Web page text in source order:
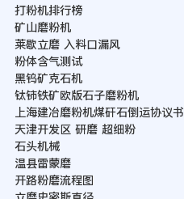
打粉机排行榜
矿山磨粉机
莱歇立磨 入料口漏风
粉体含气测试
黑钨矿克石机
钛铈铁矿欧版石子磨粉机
上海建冶磨粉机煤矸石倒运协议书
天津开发区 研磨 超细粉
石头机械
温县雷蒙磨
开路粉磨流程图